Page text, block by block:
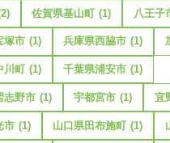
佐賀県基山町 (1) 八王子
塚市 (1) 兵庫県西脇市 (1)
川町 (1) 千葉県浦安市 (1)
志野市 (1) 宇都宮市 (1) 宜
市 (1) 山口県田布施町 (1)